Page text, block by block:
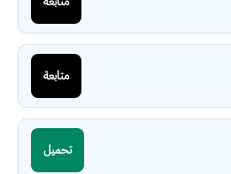
متابعة
تحميل